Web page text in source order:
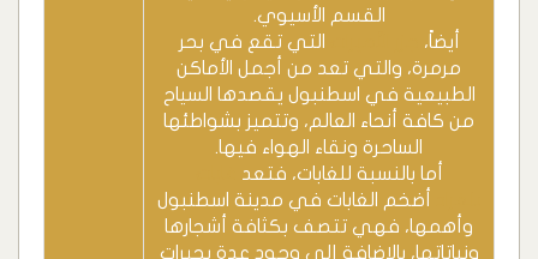
القسم الأسيوي.
أيضاً،
التي تقع في بحر
مرمرة، والتي تعد من أجمل الأماكن
الطبيعية في اسطنبول يقصدها السياح
من كافة أنحاء العالم، وتتميز بشواطئها
الساحرة ونقاء الهواء فيها.
أما بالنسبة للغابات، فتعد
أضخم الغابات في مدينة اسطنبول
وأهمها، فهي تتصف بكثافة أشجارها
ونباتاتها، بالإضافة إلى وجود عدة بحيرات